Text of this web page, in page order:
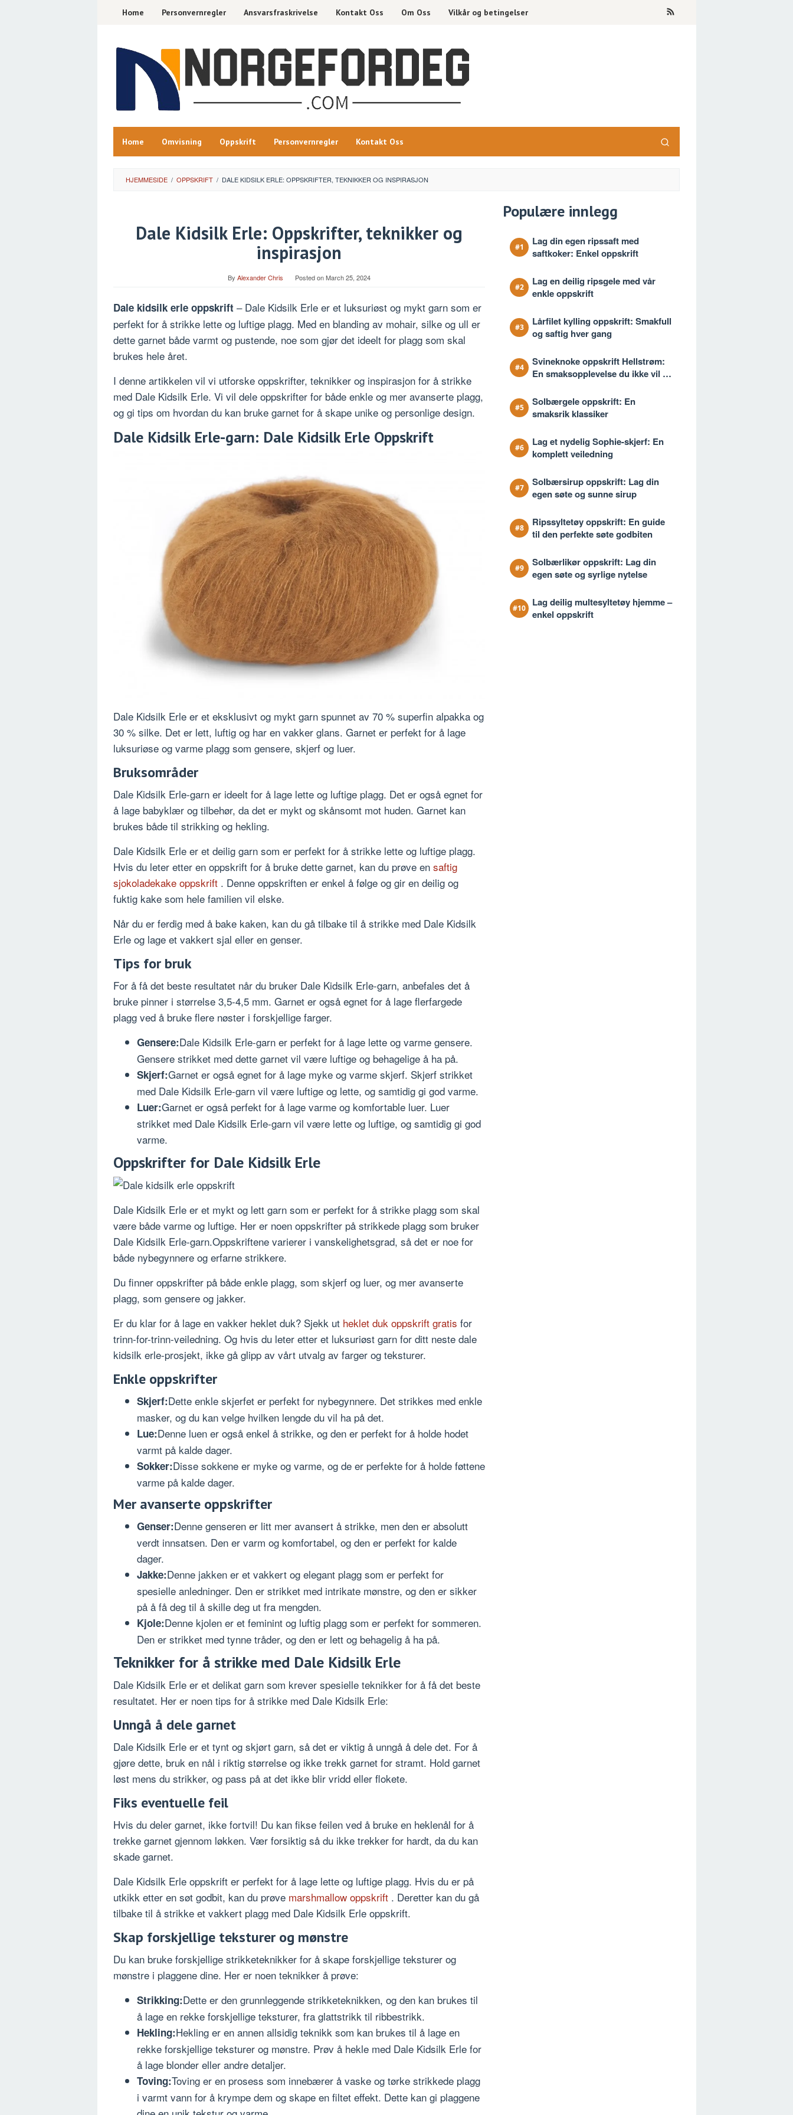
Home Personvernregler Ansvarsfraskrivelse Kontakt Oss Om Oss Vilkår og betingelser
Home Omvisning Oppskrift Personvernregler Kontakt Oss
HJEMMESIDE / OPPSKRIFT / DALE KIDSILK ERLE: OPPSKRIFTER, TEKNIKKER OG INSPIRASJON
Dale Kidsilk Erle: Oppskrifter, teknikker og
inspirasjon
By Alexander Chris Posted onMarch 25, 2024
Dale kidsilk erle oppskrift – Dale Kidsilk Erle er et luksuriøst og mykt garn som er
perfekt for å strikke lette og luftige plagg. Med en blanding av mohair, silke og ull er
dette garnet både varmt og pustende, noe som gjør det ideelt for plagg som skal
brukes hele året.
I denne artikkelen vil vi utforske oppskrifter, teknikker og inspirasjon for å strikke
med Dale Kidsilk Erle. Vi vil dele oppskrifter for både enkle og mer avanserte plagg,
og gi tips om hvordan du kan bruke garnet for å skape unike og personlige design.
Dale Kidsilk Erle-garn: Dale Kidsilk Erle Oppskrift
Dale Kidsilk Erle er et eksklusivt og mykt garn spunnet av 70 % superfin alpakka og
30 % silke. Det er lett, luftig og har en vakker glans. Garnet er perfekt for å lage
luksuriøse og varme plagg som gensere, skjerf og luer.
Bruksområder
Dale Kidsilk Erle-garn er ideelt for å lage lette og luftige plagg. Det er også egnet for
å lage babyklær og tilbehør, da det er mykt og skånsomt mot huden. Garnet kan
brukes både til strikking og hekling.
Dale Kidsilk Erle er et deilig garn som er perfekt for å strikke lette og luftige plagg.
Hvis du leter etter en oppskrift for å bruke dette garnet, kan du prøve en saftig
sjokoladekake oppskrift . Denne oppskriften er enkel å følge og gir en deilig og
fuktig kake som hele familien vil elske.
Når du er ferdig med å bake kaken, kan du gå tilbake til å strikke med Dale Kidsilk
Erle og lage et vakkert sjal eller en genser.
Tips for bruk
For å få det beste resultatet når du bruker Dale Kidsilk Erle-garn, anbefales det å
bruke pinner i størrelse 3,5-4,5 mm. Garnet er også egnet for å lage flerfargede
plagg ved å bruke flere nøster i forskjellige farger.
Gensere:Dale Kidsilk Erle-garn er perfekt for å lage lette og varme gensere.
Gensere strikket med dette garnet vil være luftige og behagelige å ha på.
Skjerf:Garnet er også egnet for å lage myke og varme skjerf. Skjerf strikket
med Dale Kidsilk Erle-garn vil være luftige og lette, og samtidig gi god varme.
Luer:Garnet er også perfekt for å lage varme og komfortable luer. Luer
strikket med Dale Kidsilk Erle-garn vil være lette og luftige, og samtidig gi god
varme.
Oppskrifter for Dale Kidsilk Erle
Dale Kidsilk Erle er et mykt og lett garn som er perfekt for å strikke plagg som skal
være både varme og luftige. Her er noen oppskrifter på strikkede plagg som bruker
Dale Kidsilk Erle-garn.Oppskriftene varierer i vanskelighetsgrad, så det er noe for
både nybegynnere og erfarne strikkere.
Du finner oppskrifter på både enkle plagg, som skjerf og luer, og mer avanserte
plagg, som gensere og jakker.
Er du klar for å lage en vakker heklet duk? Sjekk ut heklet duk oppskrift gratis for
trinn-for-trinn-veiledning. Og hvis du leter etter et luksuriøst garn for ditt neste dale
kidsilk erle-prosjekt, ikke gå glipp av vårt utvalg av farger og teksturer.
Enkle oppskrifter
Skjerf:Dette enkle skjerfet er perfekt for nybegynnere. Det strikkes med enkle
masker, og du kan velge hvilken lengde du vil ha på det.
Lue:Denne luen er også enkel å strikke, og den er perfekt for å holde hodet
varmt på kalde dager.
Sokker:Disse sokkene er myke og varme, og de er perfekte for å holde føttene
varme på kalde dager.
Mer avanserte oppskrifter
Genser:Denne genseren er litt mer avansert å strikke, men den er absolutt
verdt innsatsen. Den er varm og komfortabel, og den er perfekt for kalde
dager.
Jakke:Denne jakken er et vakkert og elegant plagg som er perfekt for
spesielle anledninger. Den er strikket med intrikate mønstre, og den er sikker
på å få deg til å skille deg ut fra mengden.
Kjole:Denne kjolen er et feminint og luftig plagg som er perfekt for sommeren.
Den er strikket med tynne tråder, og den er lett og behagelig å ha på.
Teknikker for å strikke med Dale Kidsilk Erle
Dale Kidsilk Erle er et delikat garn som krever spesielle teknikker for å få det beste
resultatet. Her er noen tips for å strikke med Dale Kidsilk Erle:
Unngå å dele garnet
Dale Kidsilk Erle er et tynt og skjørt garn, så det er viktig å unngå å dele det. For å
gjøre dette, bruk en nål i riktig størrelse og ikke trekk garnet for stramt. Hold garnet
løst mens du strikker, og pass på at det ikke blir vridd eller flokete.
Fiks eventuelle feil
Hvis du deler garnet, ikke fortvil! Du kan fikse feilen ved å bruke en heklenål for å
trekke garnet gjennom løkken. Vær forsiktig så du ikke trekker for hardt, da du kan
skade garnet.
Dale Kidsilk Erle oppskrift er perfekt for å lage lette og luftige plagg. Hvis du er på
utkikk etter en søt godbit, kan du prøve marshmallow oppskrift . Deretter kan du gå
tilbake til å strikke et vakkert plagg med Dale Kidsilk Erle oppskrift.
Skap forskjellige teksturer og mønstre
Du kan bruke forskjellige strikketeknikker for å skape forskjellige teksturer og
mønstre i plaggene dine. Her er noen teknikker å prøve:
Strikking:Dette er den grunnleggende strikketeknikken, og den kan brukes til
å lage en rekke forskjellige teksturer, fra glattstrikk til ribbestrikk.
Hekling:Hekling er en annen allsidig teknikk som kan brukes til å lage en
rekke forskjellige teksturer og mønstre. Prøv å hekle med Dale Kidsilk Erle for
å lage blonder eller andre detaljer.
Toving:Toving er en prosess som innebærer å vaske og tørke strikkede plagg
i varmt vann for å krympe dem og skape en filtet effekt. Dette kan gi plaggene
Populære innlegg
Lag din egen ripssaft med
saftkoker: Enkel oppskrift
Lag en deilig ripsgele med vår
enkle oppskrift
Lårfilet kylling oppskrift: Smakfull
og saftig hver gang
Svineknoke oppskrift Hellstrøm:
En smaksopplevelse du ikke vil gå
Solbærgele oppskrift: En
smaksrik klassiker
Lag et nydelig Sophie-skjerf: En
komplett veiledning
Solbærsirup oppskrift: Lag din
egen søte og sunne sirup
Ripssyltetøy oppskrift: En guide
til den perfekte søte godbiten
Solbærlikør oppskrift: Lag din
egen søte og syrlige nytelse
Lag deilig multesyltetøy hjemme –
enkel oppskrift